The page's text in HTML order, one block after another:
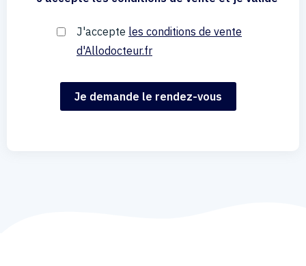
J'accepte les conditions de vente
d'Allodocteur.fr